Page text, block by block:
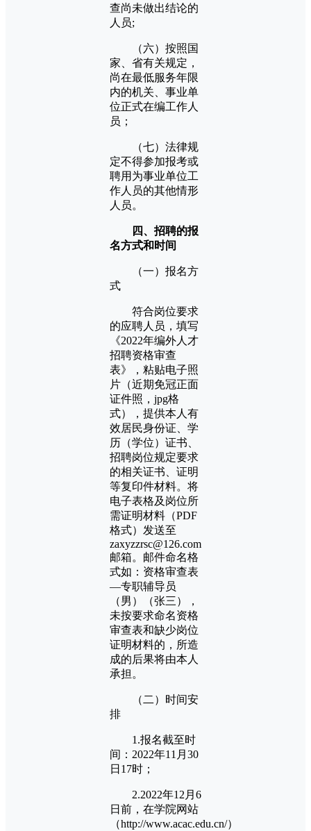
查尚未做出结论的
人员;
（六）按照国
家、省有关规定，
尚在最低服务年限
内的机关、事业单
位正式在编工作人
员；
（七）法律规
定不得参加报考或
聘用为事业单位工
作人员的其他情形
人员。
四、招聘的报
名方式和时间
（一）报名方
式
符合岗位要求
的应聘人员，填写
《2022年编外人才
招聘资格审查
表》，粘贴电子照
片（近期免冠正面
证件照，jpg格
式），提供本人有
效居民身份证、学
历（学位）证书、
招聘岗位规定要求
的相关证书、证明
等复印件材料。将
电子表格及岗位所
需证明材料（PDF
格式）发送至
zaxyzzrsc@126.com
邮箱。邮件命名格
式如：资格审查表
—专职辅导员
（男）（张三），
未按要求命名资格
审查表和缺少岗位
证明材料的，所造
成的后果将由本人
承担。
（二）时间安
排
1.报名截至时
间：2022年11月30
日17时；
2.2022年12月6
日前，在学院网站
（http://www.acac.edu.cn/）